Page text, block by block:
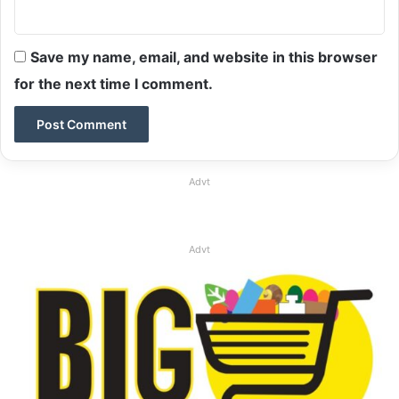
Save my name, email, and website in this browser
for the next time I comment.
Advt
Advt